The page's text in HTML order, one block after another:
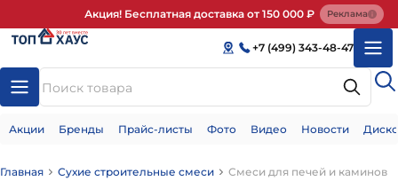
Акция! Бесплатная доставка от 150 000 ₽ Реклама
+7 (499) 343-48-47
Акции Бренды Прайс-листы Фото Видео Новости
Главная Сухие строительные смеси Смеси для печей и каминов